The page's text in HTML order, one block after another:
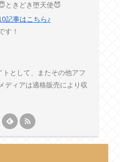
ときどき堕天使😈
記事はこちら♪
す！
トとして、またその他アフ
ディアは適格販売により収